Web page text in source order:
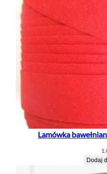
Lamówka
Dodaj